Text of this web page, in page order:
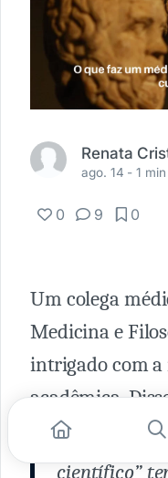
ago. 14 -1
0 9 0
Um colega
Medicina e
intrigado com
acadêmica.
Embora o
científico”